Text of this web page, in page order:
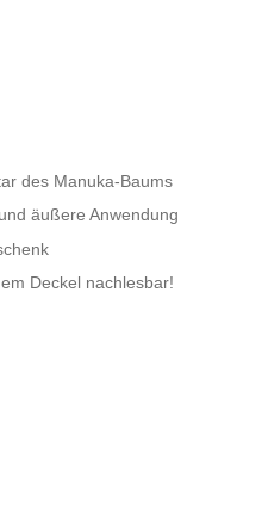
des Manuka-Baums
äußere Anwendung
Deckel nachlesbar!